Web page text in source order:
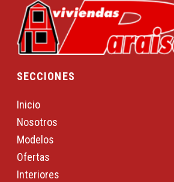
SECCIONES
Inicio
Nosotros
Modelos
Ofertas
Interiores